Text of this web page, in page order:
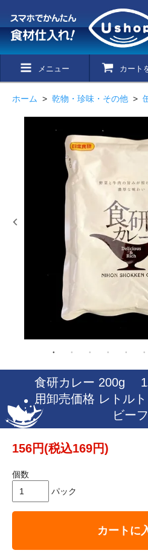
メニュー カート
ホーム > 乾物・珍味・その他 >
食研カレー 200g
用卸売価格 レトル
ビー
156円(税込169円)
個数
パック
カートに